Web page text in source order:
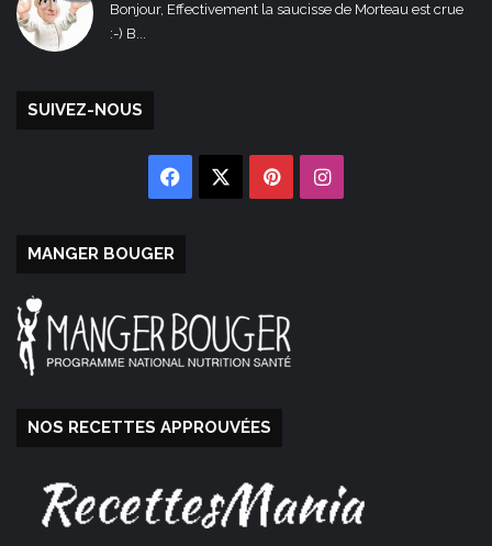
Bonjour, Effectivement la saucisse de Morteau est crue
:-) B...
SUIVEZ-NOUS
Facebook PinterestInstagram
MANGER BOUGER
NOS RECETTES APPROUVÉES